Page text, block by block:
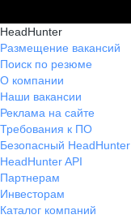
HeadHunter
Размещение вакансий
Поиск по резюме
О компании
Наши вакансии
Реклама на сайте
Требования к ПО
Безопасный HeadHunter
HeadHunter API
Партнерам
Инвесторам
Каталог компаний